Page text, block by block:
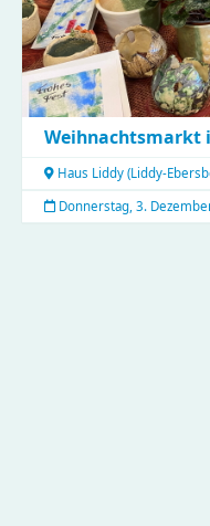
Weihnachtsmarkt
Haus Liddy (Liddy-
Donnerstag, 3.